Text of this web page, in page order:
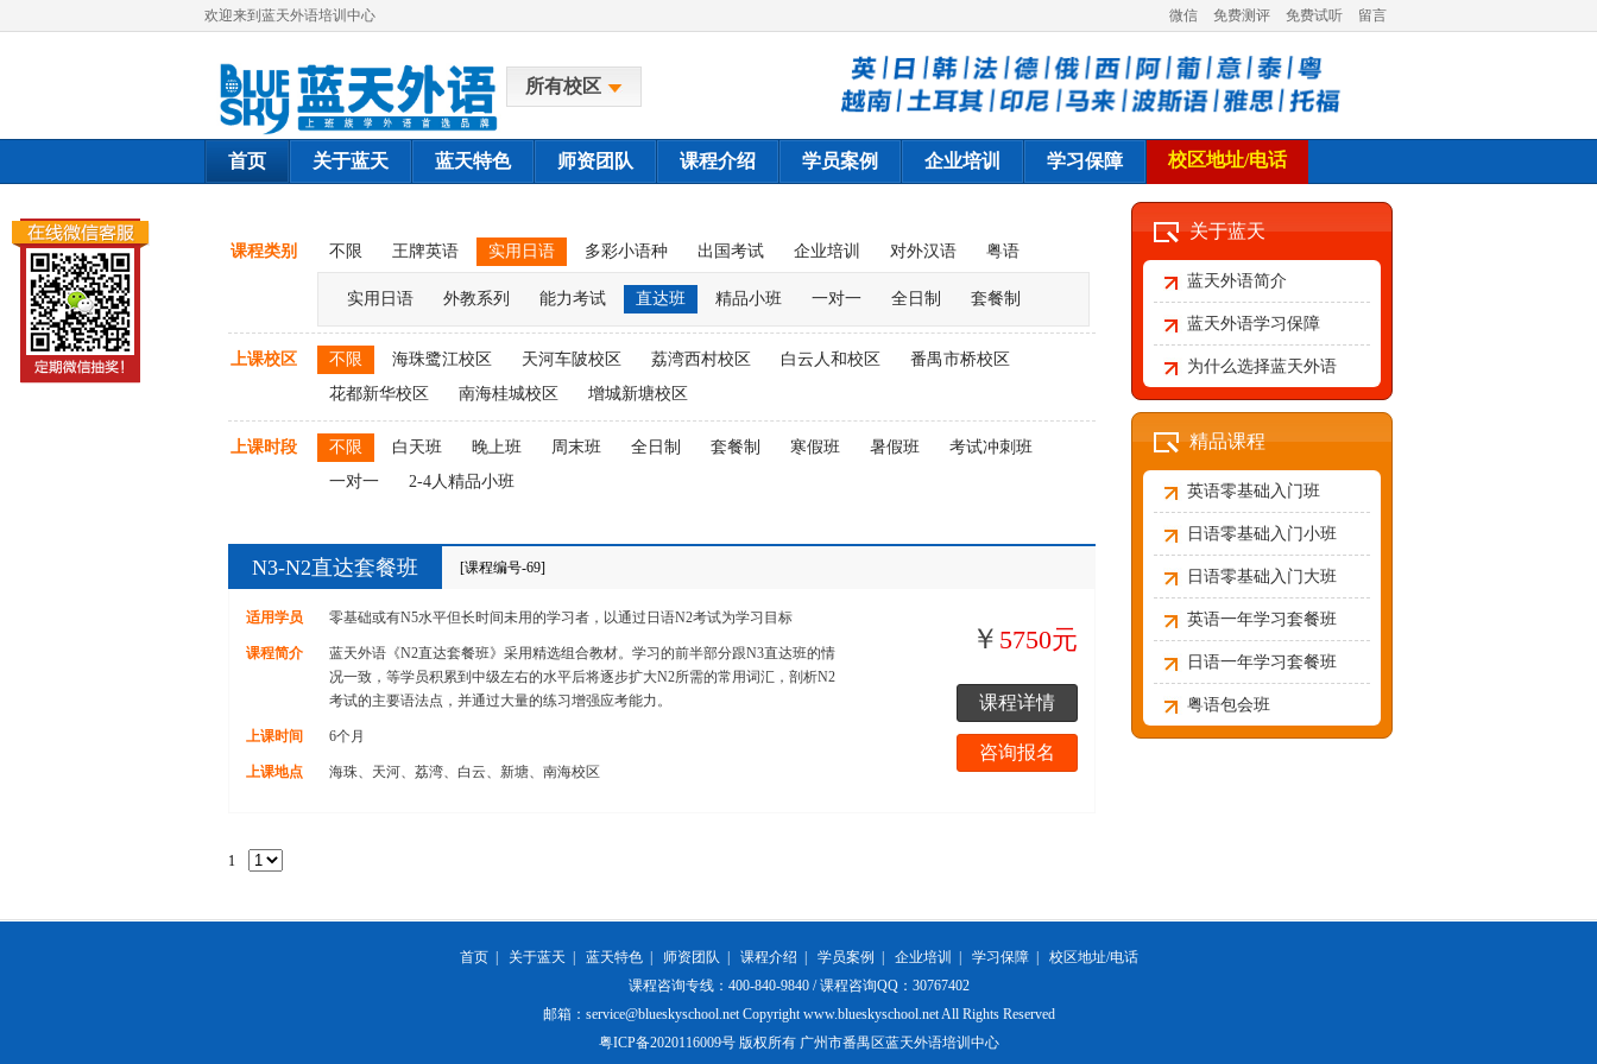
微信 免费测评 免费试听 留言
欢迎来到蓝天外语培训中心
所有校区
首页 关于蓝天 蓝天特色 师资团队 课程介绍 学员案例 企业培训 学习保障 校区地址/电话
课程类别 不限 王牌英语 实用日语 多彩小语种 出国考试 企业培训 对外汉语 粤语
实用日语 外教系列 能力考试 直达班 精品小班 一对一 全日制 套餐制
上课校区 不限 海珠鹭江校区 天河车陂校区 荔湾西村校区 白云人和校区
番禺市桥校区
花都新华校区
南海桂城校区 增城新塘校区
上课时段 不限 白天班 晚上班 周末班 全日制 套餐制 寒假班 暑假班
考试冲刺班
一对一
2-4人精品小班
N3-N2直达套餐班 [课程编号-69]
适用学员 零基础或有N5水平但长时间未用的学习者，以通过日语N2考试为学习目标
课程简介
蓝天外语《N2直达套餐班》采用精选组合教材。学习的前半部分跟N3直达班的情
况一致，等学员积累到中级左右的水平后将逐步扩大N2所需的常用词汇，剖析N2
考试的主要语法点，并通过大量的练习增强应考能力。
上课时间 6个月
上课地点 海珠、天河、荔湾、白云、新塘、南海校区
￥ 5750元
课程详情
咨询报名
1
关于蓝天
蓝天外语简介
蓝天外语学习保障
为什么选择蓝天外语
精品课程
英语零基础入门班
日语零基础入门小班
日语零基础入门大班
英语一年学习套餐班
日语一年学习套餐班
粤语包会班
首页 关于蓝天 蓝天特色 师资团队 课程介绍 学员案例 企业培训 学习保障
校区地址/电话
课程咨询专线：400-840-9840 / 课程咨询QQ：30767402
邮箱：service@blueskyschool.net Copyright www.blueskyschool.net All Rights Reserved
粤ICP备2020116009号 版权所有 广州市番禺区蓝天外语培训中心